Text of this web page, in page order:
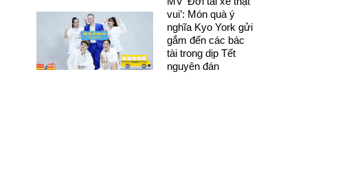
vui’: Món quà ý
nghĩa Kyo York gửi
gắm đến các bác
tài trong dịp Tết
nguyên đán